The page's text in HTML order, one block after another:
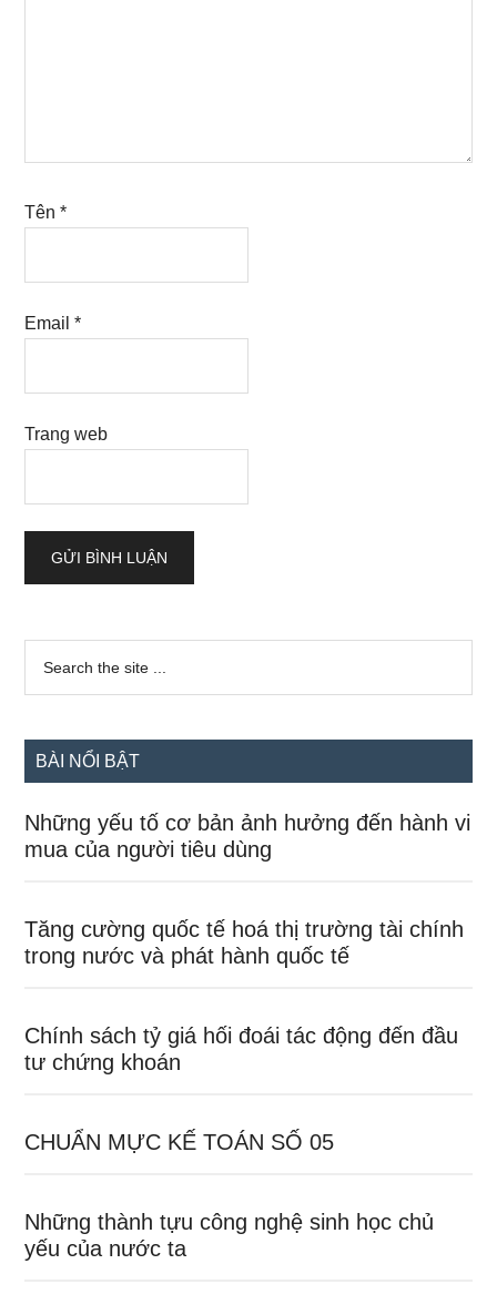
Tên*
Email*
Trang web
Sidebar
chính
...
BÀI NỔI BẬT
Những yếu tố cơ bản ảnh hưởng đến hành vi
mua của người tiêu dùng
Tăng cường quốc tế hoá thị trường tài chính
trong nước và phát hành quốc tế
Chính sách tỷ giá hối đoái tác động đến đầu
tư chứng khoán
CHUẨN MỰC KẾ TOÁN SỐ 05
Những thành tựu công nghệ sinh học chủ
yếu của nước ta